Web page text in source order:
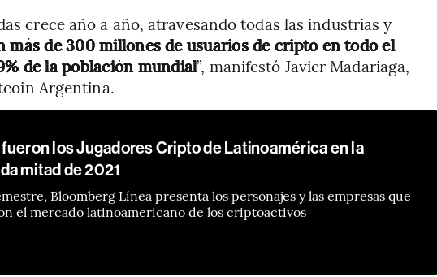
crece año a año, atravesando todas las industrias y
más de 300 millones de usuarios de cripto en todo el
de la población mundial”, manifestó Javier Madariaga,
Argentina.
los Jugadores Cripto de Latinoamérica en la
mitad de 2021
Bloomberg Línea presenta los personajes y las empresas que
el mercado latinoamericano de los criptoactivos